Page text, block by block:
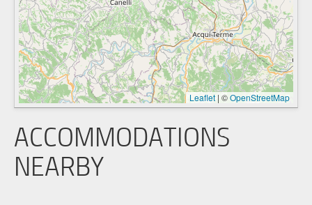
Leaflet | ©OpenStreetMap
ACCOMMODATIONS
NEARBY